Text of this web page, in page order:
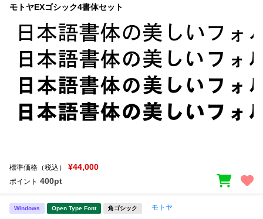
モトヤEXゴシック4書体セット
標準価格（税込） ¥44,000
ポイント 400pt
Windows Open Type Font 角ゴシック モトヤ